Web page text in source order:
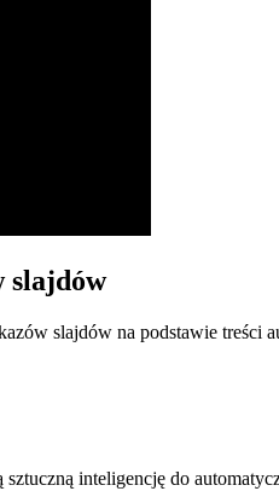
slajdów
slajdów na podstawie treści
inteligencję do